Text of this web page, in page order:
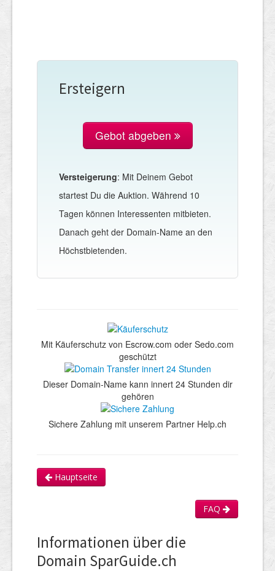
Ersteigern
Gebot abgeben
Versteigerung: Mit Deinem Gebot
startest Du die Auktion. Während 10
Tagen können Interessenten mitbieten.
Danach geht der Domain-Name an den
Höchstbietenden.
Mit Käuferschutz von Escrow.com oder Sedo.com
geschützt
Dieser Domain-Name kann innert 24 Stunden dir
gehören
Sichere Zahlung mit unserem Partner Help.ch
Hauptseite
FAQ
Informationen über die
Domain SparGuide.ch